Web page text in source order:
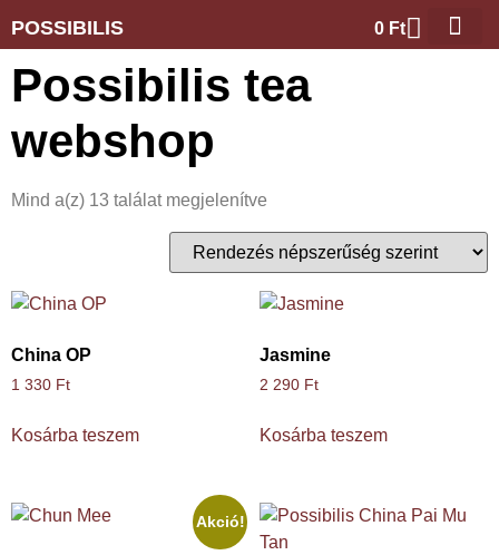
POSSIBILIS 0 Ft
Possibilis tea
webshop
Mind a(z) 13 találat megjelenítve
China OP
1 330 Ft
Kosárba teszem
Jasmine
2 290 Ft
Kosárba teszem
Akció!